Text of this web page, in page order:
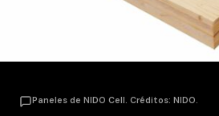
Paneles de NIDO Cell. Créditos: NIDO.